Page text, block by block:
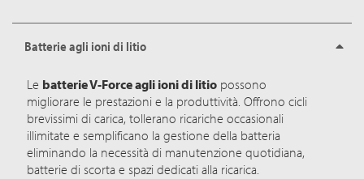
Batterie agli ioni di litio
Le batterie V-Force agli ioni di litio possono
migliorare le prestazioni e la produttività. Offrono cicli
brevissimi di carica, tollerano ricariche occasionali
illimitate e semplificano la gestione della batteria
eliminando la necessità di manutenzione quotidiana,
batterie di scorta e spazi dedicati alla ricarica.